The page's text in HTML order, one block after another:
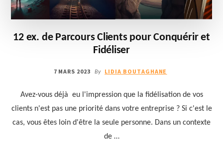
12 ex. de Parcours Clients pour Conquérir et
Fidéliser
7 MARS 2023 By LIDIA BOUTAGHANE
Avez-vous déjà eu l'impression que la fidélisation de vos
clients n'est pas une priorité dans votre entreprise ? Si c'est le
cas, vous êtes loin d'être la seule personne. Dans un contexte
de …